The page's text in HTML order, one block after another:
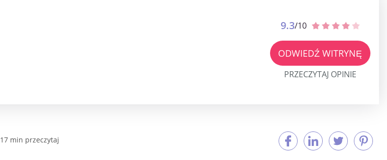
9.3/10
ODWIEDŹ WITRYNĘ
PRZECZYTAJ OPINIE
17 min przeczytaj